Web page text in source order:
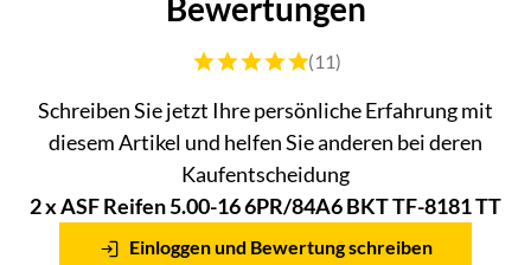
Bewertungen
Bewertung: 5 von 5 (11 Bewertungen)
(11)
Schreiben Sie jetzt Ihre persönliche Erfahrung mit
diesem Artikel und helfen Sie anderen bei deren
Kaufentscheidung
2 x ASF Reifen 5.00-16 6PR/84A6 BKT TF-8181 TT
Einloggen und Bewertung schreiben